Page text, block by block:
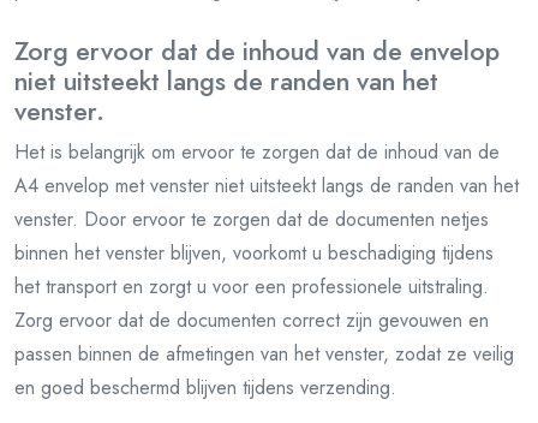
Zorg ervoor dat de inhoud van de envelop
niet uitsteekt langs de randen van het
venster.
Het is belangrijk om ervoor te zorgen dat de inhoud van de
A4 envelop met venster niet uitsteekt langs de randen van het
venster. Door ervoor te zorgen dat de documenten netjes
binnen het venster blijven, voorkomt u beschadiging tijdens
het transport en zorgt u voor een professionele uitstraling.
Zorg ervoor dat de documenten correct zijn gevouwen en
passen binnen de afmetingen van het venster, zodat ze veilig
en goed beschermd blijven tijdens verzending.